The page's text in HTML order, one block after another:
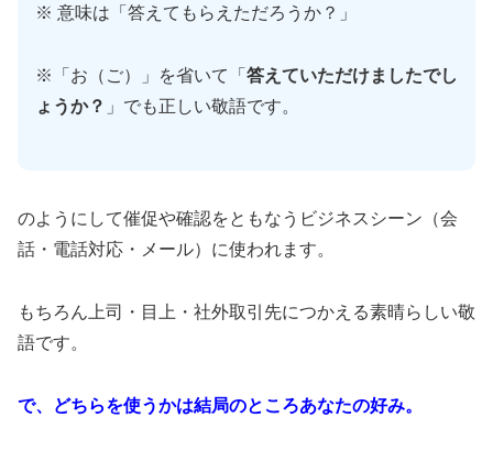
※ 意味は「答えてもらえただろうか？」
※「お（ご）」を省いて「 答えていただけましたでし
ょうか？ 」でも正しい敬語です。
のようにして催促や確認をともなうビジネスシーン（会
話・電話対応・メール）に使われます。
もちろん上司・目上・社外取引先につかえる素晴らしい敬
語です。
で、どちらを使うかは結局のところあなたの好み。